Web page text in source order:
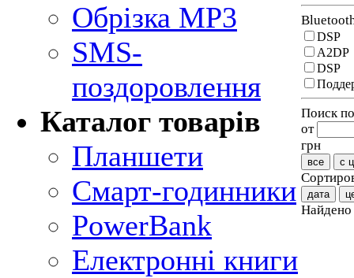
Обрізка MP3
SMS-
поздоровлення
Каталог товарів
Планшети
Смарт-годинники
PowerBank
Електронні книги
DSP
A2DP
DSP
Поиск
от
грн
все с
дата
Найдено